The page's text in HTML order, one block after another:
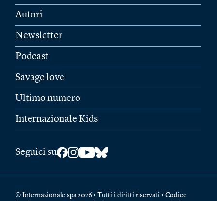
Autori
Newsletter
Podcast
Savage love
Ultimo numero
Internazionale Kids
Seguici su
© Internazionale spa 2026 • Tutti i diritti riservati • Codice